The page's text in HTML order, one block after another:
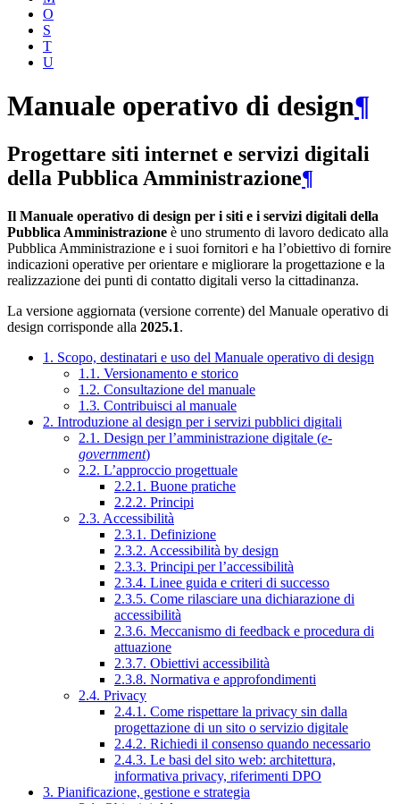
O
S
T
U
Manuale operativo di design¶
Progettare siti internet e servizi digitali
della Pubblica Amministrazione¶
Il Manuale operativo di design per i siti e i servizi digitali della
Pubblica Amministrazione è uno strumento di lavoro dedicato alla
Pubblica Amministrazione e i suoi fornitori e ha l’obiettivo di fornire
indicazioni operative per orientare e migliorare la progettazione e la
realizzazione dei punti di contatto digitali verso la cittadinanza.
La versione aggiornata (versione corrente) del Manuale operativo di
design corrisponde alla 2025.1.
1. Scopo, destinatari e uso del Manuale operativo di design
1.1. Versionamento e storico
1.2. Consultazione del manuale
1.3. Contribuisci al manuale
2. Introduzione al design per i servizi pubblici digitali
2.1. Design per l’amministrazione digitale (e-
government)
2.2. L’approccio progettuale
2.2.1. Buone pratiche
2.2.2. Principi
2.3. Accessibilità
2.3.1. Definizione
2.3.2. Accessibilità by design
2.3.3. Principi per l’accessibilità
2.3.4. Linee guida e criteri di successo
2.3.5. Come rilasciare una dichiarazione di
accessibilità
2.3.6. Meccanismo di feedback e procedura di
attuazione
2.3.7. Obiettivi accessibilità
2.3.8. Normativa e approfondimenti
2.4. Privacy
2.4.1. Come rispettare la privacy sin dalla
progettazione di un sito o servizio digitale
2.4.2. Richiedi il consenso quando necessario
2.4.3. Le basi del sito web: architettura,
informativa privacy, riferimenti DPO
3. Pianificazione, gestione e strategia